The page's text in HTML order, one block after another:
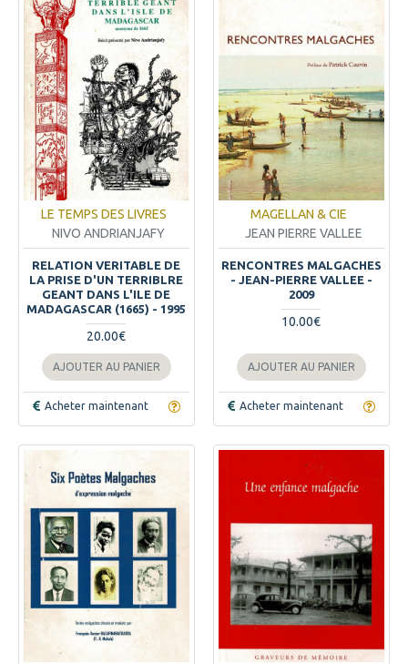
LE TEMPS DES LIVRES
NIVO ANDRIANJAFY
RELATION VERITABLE DE
LA PRISE D'UN TERRIBLRE
GEANT DANS L'ILE DE
MADAGASCAR (1665) - 1995
20.00€
AJOUTER AU PANIER
Acheter maintenant
MAGELLAN & CIE
JEAN PIERRE VALLEE
RENCONTRES MALGACHES
- JEAN-PIERRE VALLEE -
2009
10.00€
AJOUTER AU PANIER
Acheter maintenant